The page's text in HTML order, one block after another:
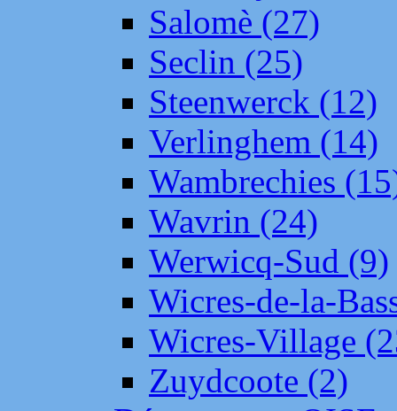
Salomè (27)
Seclin (25)
Steenwerck (12)
Verlinghem (14)
Wambrechies
Wavrin (24)
Werwicq-Sud (9)
Wicres-de-la-
Wicres-Village
Zuydcoote (2)